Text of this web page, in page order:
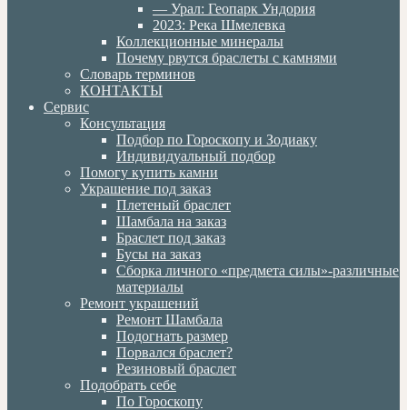
— Урал: Геопарк Ундория
2023: Река Шмелевка
Коллекционные минералы
Почему рвутся браслеты с камнями
Словарь терминов
КОНТАКТЫ
Сервис
Консультация
Подбор по Гороскопу и Зодиаку
Индивидуальный подбор
Помогу купить камни
Украшение под заказ
Плетеный браслет
Шамбала на заказ
Браслет под заказ
Бусы на заказ
Сборка личного «предмета силы»-различные
материалы
Ремонт украшений
Ремонт Шамбала
Подогнать размер
Порвался браслет?
Резиновый браслет
Подобрать себе
По Гороскопу